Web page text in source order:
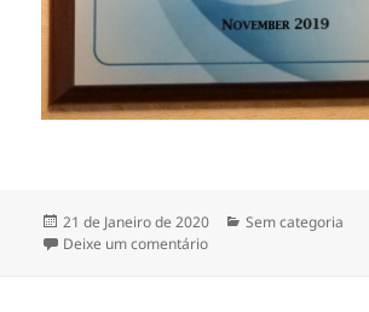
Publicado
a
21 de Janeiro de 2020 Categorias
Sem categoria
Deixe um comentário